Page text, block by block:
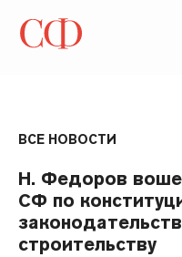
ВСЕ НОВОСТИ
Н. Федоров
СФ по
строительству